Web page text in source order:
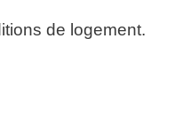
de logement.